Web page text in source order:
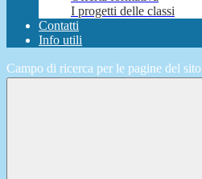
I progetti delle classi
Contatti
Info utili
Campo di ricerca per le pagine del sito